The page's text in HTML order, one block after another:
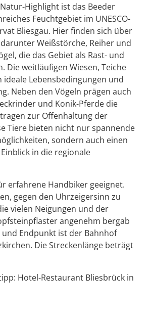
Highlight ist das Beeder
Feuchtgebiet im UNESCO-
Bliesgau. Hier finden sich über
Weißstörche, Reiher und
die das Gebiet als Rast- und
Die weitläufigen Wiesen, Teiche
ideale Lebensbedingungen und
Neben den Vögeln prägen auch
und Konik-Pferde die
zur Offenhaltung der
Tiere bieten nicht nur spannende
sondern auch einen
in die regionale
erfahrene Handbiker geeignet.
gegen den Uhrzeigersinn zu
vielen Neigungen und der
angenehm bergab
Endpunkt ist der Bahnhof
Die Streckenlänge beträgt
Hotel-Restaurant Bliesbrück in